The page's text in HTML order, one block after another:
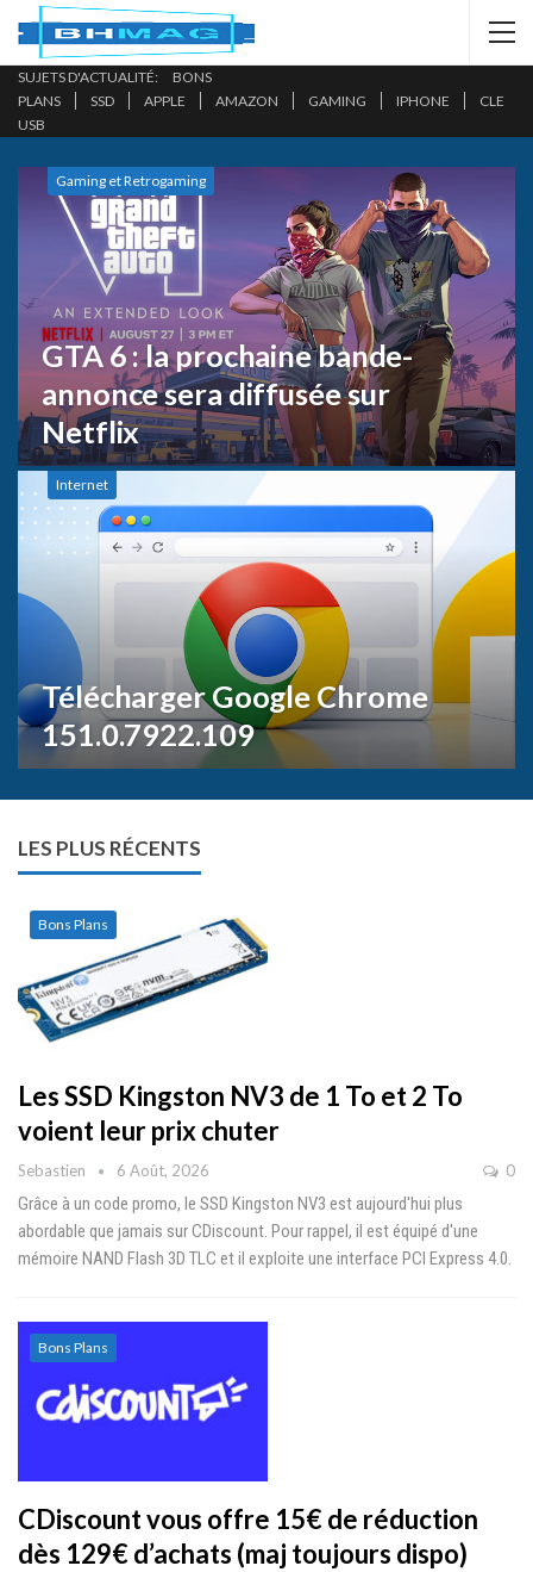
BONS
PLANS
SSD APPLE AMAZON GAMING IPHONE
CLE
USB
Gaming et Retrogaming
GTA 6 : la prochaine bande-
annonce sera diffusée sur
Netflix
Internet
Télécharger Google Chrome
151.0.7922.109
Bons Plans
Les SSD Kingston NV3 de 1 To et 2 To
voient leur prix chuter
Sebastien 6 Août, 2026 0
Grâce à un code promo, le SSD Kingston NV3 est aujourd'hui plus
abordable que jamais sur CDiscount. Pour rappel, il est équipé d'une
mémoire NAND Flash 3D TLC et il exploite une interface PCI Express 4.0.
Bons Plans
CDiscount vous offre 15€ de réduction
dès 129€ d’achats (maj toujours dispo)